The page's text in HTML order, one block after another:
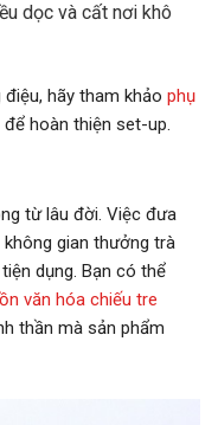
dọc và cất nơi khô
hãy tham khảo phụ
để hoàn thiện set-up.
từ lâu đời. Việc đưa
gian thưởng trà
dụng. Bạn có thể
văn hóa chiếu tre
thần mà sản phẩm